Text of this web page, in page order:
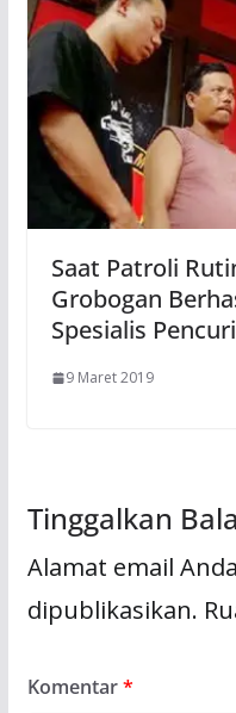
Saat Patroli
Grobogan
Spesialis
9 Maret 2019
Tinggalkan
Alamat email
dipublikasikan.
Komentar*